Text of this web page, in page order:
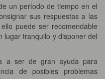
un período de tiempo en el
sus respuestas a las
puede ser recomendable
lugar tranquilo y disponer del
a ser de gran ayuda para
de posibles problemas